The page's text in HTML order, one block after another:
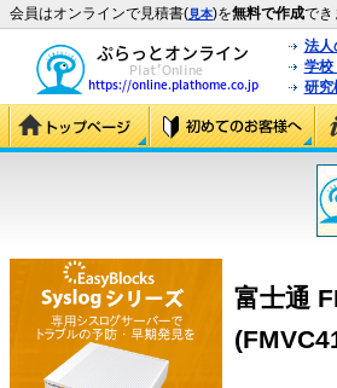
会員はオンラインで見積書(見本)を無料で作成でき
法人
学校
研究
富士通